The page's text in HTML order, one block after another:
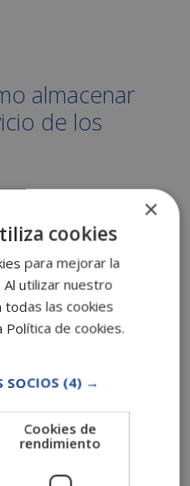
almacenar
de los
en un conjunto de
y
para su
Estos almacenes
la necesidad de
×
cookies
para mejorar la
Al utilizar nuestro
las cookies
de cookies.
SOCIOS (4) →
Cookies de
rendimiento